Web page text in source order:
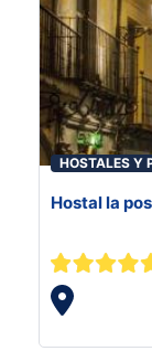
HOSTALES Y
Hostal la